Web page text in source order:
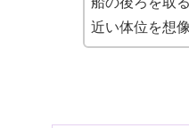
近い体位を想